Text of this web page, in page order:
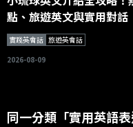
點、旅遊英文與實用對話
實踐英會話 旅遊英會話
2026-08-09
同一分類「實用英語